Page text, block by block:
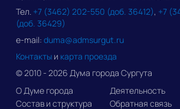
Тел. +7 (3462) 202-550 (доб. 36412), +7
(доб. 36429)
e-mail: duma@admsurgut.ru
Контакты и карта проезда
© 2010 - 2026 Дума города Сургута
О Думе города
Состав и структура
Деятельность
Обратная связь